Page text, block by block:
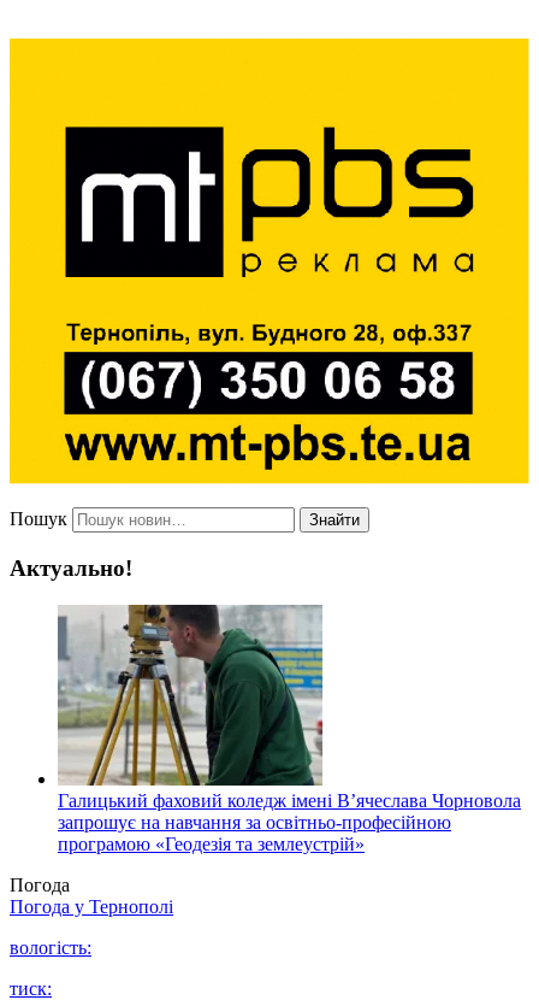
Пошук Знайти
Актуально!
Галицький фаховий коледж імені В’ячеслава Чорновола
запрошує на навчання за освітньо-професійною
програмою «Геодезія та землеустрій»
Погода
Погода у Тернополі
вологість:
тиск: